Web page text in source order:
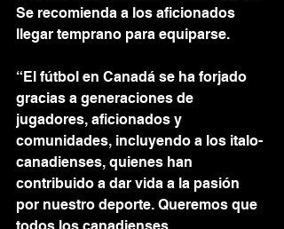
Se recomienda a los aficionados
llegar temprano para equiparse.
“El fútbol en Canadá se ha forjado
gracias a generaciones de
jugadores, aficionados y
comunidades, incluyendo a los italo-
canadienses, quienes han
contribuido a dar vida a la pasión
por nuestro deporte. Queremos que